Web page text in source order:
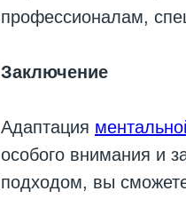
профессионалам,
Заключение
Адаптация
особого внимания и
подходом, вы